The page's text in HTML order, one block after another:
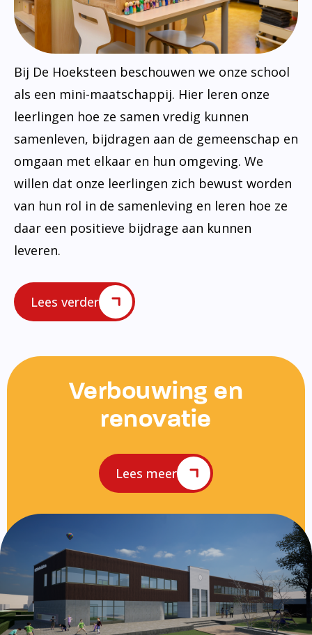
Bij De Hoeksteen beschouwen we onze school
als een mini-maatschappij. Hier leren onze
leerlingen hoe ze samen vredig kunnen
samenleven, bijdragen aan de gemeenschap en
omgaan met elkaar en hun omgeving. We
willen dat onze leerlingen zich bewust worden
van hun rol in de samenleving en leren hoe ze
daar een positieve bijdrage aan kunnen
leveren.
Lees verder
Verbouwing en
renovatie
Lees meer